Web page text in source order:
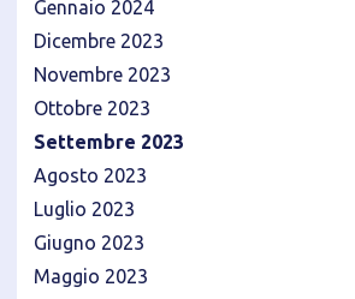
Gennaio 2024
Dicembre 2023
Novembre 2023
Ottobre 2023
Settembre 2023
Agosto 2023
Luglio 2023
Giugno 2023
Maggio 2023